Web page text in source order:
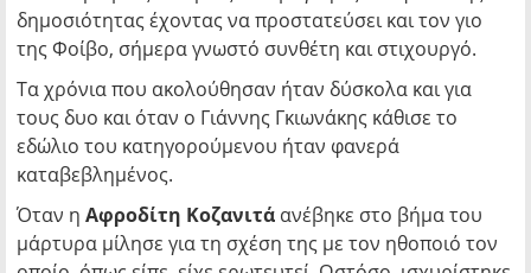
δημοσιότητας έχοντας να προστατεύσει και τον γιο
της Φοίβο, σήμερα γνωστό συνθέτη και στιχουργό.
Τα χρόνια που ακολούθησαν ήταν δύσκολα και για
τους δυο και όταν ο Γιάννης Γκιωνάκης κάθισε το
εδώλιο του κατηγορούμενου ήταν φανερά
καταβεβλημένος.
Όταν η Αφροδίτη Κοζανιτά ανέβηκε στο βήμα του
μάρτυρα μίλησε για τη σχέση της με τον ηθοποιό τον